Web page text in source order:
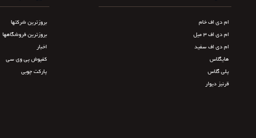
ام دی اف خام
ام دی اف ۳ میل
ام دی اف سفید
هایگلاس
پلی گلاس
قرنیز دیوار
بروزترین شرکتها
بروزترین فروشگاهها
اخبار
کفپوش پی وی سی
پارکت چوبی